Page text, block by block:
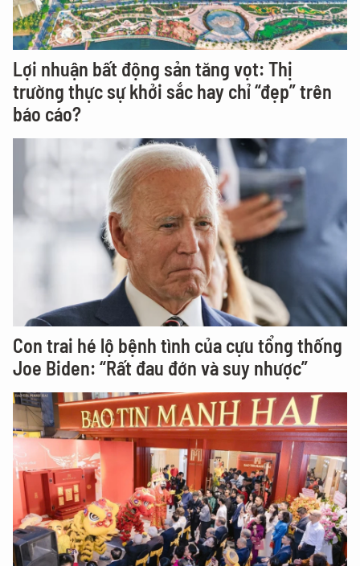
Lợi nhuận bất động sản tăng vọt: Thị
trường thực sự khởi sắc hay chỉ “đẹp” trên
báo cáo?
Con trai hé lộ bệnh tình của cựu tổng thống
Joe Biden: “Rất đau đớn và suy nhược”